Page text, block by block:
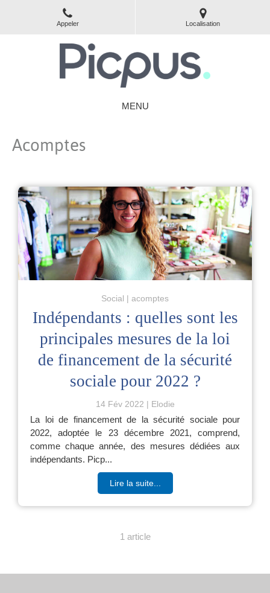
Appeler Localisation
MENU
Acomptes
Social acomptes
Indépendants : quelles sont les
principales mesures de la loi
de financement de la sécurité
sociale pour 2022 ?
14 Fév 2022 Elodie
La loi de financement de la sécurité sociale pour
2022, adoptée le 23 décembre 2021, comprend,
comme chaque année, des mesures dédiées aux
indépendants. Picp...
Lire la suite...
1 article